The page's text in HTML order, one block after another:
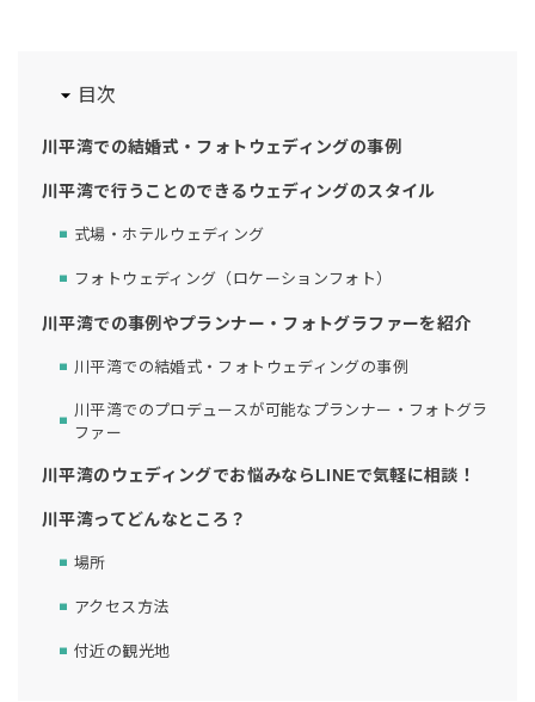
目次
川平湾での結婚式・フォトウェディングの事例
川平湾で行うことのできるウェディングのスタイル
式場・ホテルウェディング
フォトウェディング（ロケーションフォト）
川平湾での事例やプランナー・フォトグラファーを紹介
川平湾での結婚式・フォトウェディングの事例
川平湾でのプロデュースが可能なプランナー・フォトグラ
ファー
川平湾のウェディングでお悩みならLINEで気軽に相談！
川平湾ってどんなところ？
場所
アクセス方法
付近の観光地